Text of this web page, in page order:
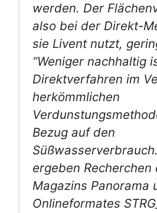
werden. Der
also bei der Direkt-
sie Livent nutzt,
“Weniger nachhaltig
Direktverfahren im
herkömmlichen
Bezug auf den
ergeben Recherchen
Magazins Panorama
Onlineformates